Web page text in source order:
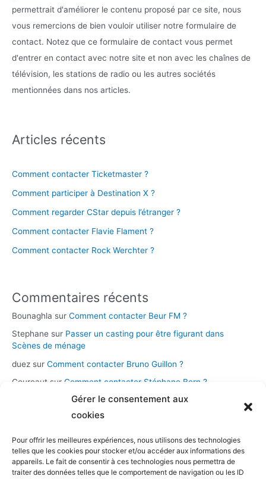
Gérer le consentement aux
cookies
Pour offrir les meilleures expériences, nous utilisons des technologies
telles que les cookies pour stocker et/ou accéder aux informations des
appareils. Le fait de consentir à ces technologies nous permettra de
traiter des données telles que le comportement de navigation ou les ID
permettrait d'améliorer le contenu proposé par ce site, nous
vous remercions de bien vouloir utiliser notre formulaire de
contact. Notez que ce formulaire de contact vous permet
d'entrer en contact avec notre site et non avec les chaînes de
télévision, les stations de radio ou les autres sociétés
mentionnées dans nos articles.
Articles récents
Comment contacter Ticketmaster ?
Comment participer à Destination X ?
Comment regarder CStar depuis l’étranger ?
Comment contacter Flavie Flament ?
Comment contacter Rock Werchter ?
Commentaires récents
Bounaghla sur Comment contacter Beur FM ?
Stephane sur Passer un casting pour être figurant dans
Scènes de ménage
duez sur Comment contacter Bruno Guillon ?
Coureaut sur Comment contacter Stéphane Bern ?
Comment contacter la chaîne Novo 19 ?
Catégories
Assistance et démarches